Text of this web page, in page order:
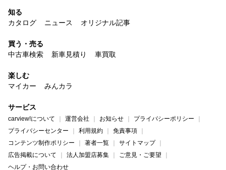
知る
カタログ
ニュース オリジナル記事
買う・売る
中古車検索
新車見積り 車買取
楽しむ
マイカー
みんカラ
サービス
carview!について 運営会社 お知らせ
プライバシーポリシー
プライバシーセンター
利用規約
免責事項
コンテンツ制作ポリシー
著者一覧
サイトマップ
広告掲載について
法人加盟店募集
ご意見・ご要望
ヘルプ・お問い合わせ